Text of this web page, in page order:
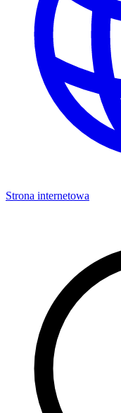
Strona internetowa